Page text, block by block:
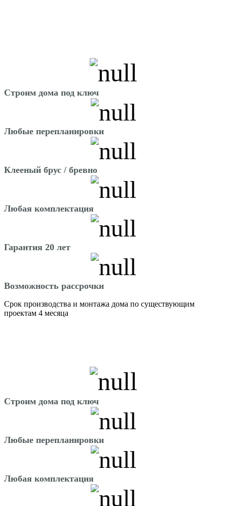
Строим дома под ключ
Любые перепланировки
Клееный брус / бревно
Любая комплектация
Гарантия 20 лет
Возможность рассрочки
Срок производства и монтажа дома по существующим
проектам 4 месяца
Строим дома под ключ
Любые перепланировки
Любая комплектация